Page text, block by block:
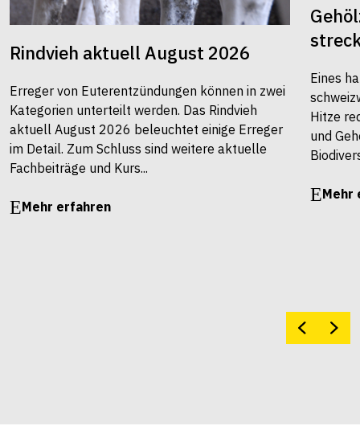
Rindvieh aktuell August 2026
Erreger von Euterentzündungen können in zwei
Kategorien unterteilt werden. Das Rindvieh
aktuell August 2026 beleuchtet einige Erreger
im Detail. Zum Schluss sind weitere aktuelle
Fachbeiträge und Kurs...
Mehr erfahren
Eines
Hitze
und
Mehr